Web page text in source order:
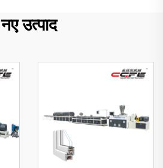
नए उत्पाद